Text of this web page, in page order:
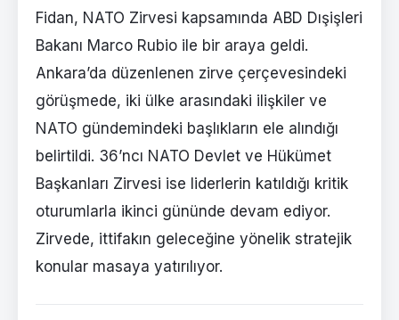
Fidan, NATO Zirvesi kapsamında ABD Dışişleri
Bakanı Marco Rubio ile bir araya geldi.
Ankara’da düzenlenen zirve çerçevesindeki
görüşmede, iki ülke arasındaki ilişkiler ve
NATO gündemindeki başlıkların ele alındığı
belirtildi. 36’ncı NATO Devlet ve Hükümet
Başkanları Zirvesi ise liderlerin katıldığı kritik
oturumlarla ikinci gününde devam ediyor.
Zirvede, ittifakın geleceğine yönelik stratejik
konular masaya yatırılıyor.